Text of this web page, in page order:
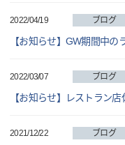
2022/04/19 ブログ
【お知らせ】GW期間中の
2022/03/07 ブログ
【お知らせ】レストラン
2021/12/22 ブログ